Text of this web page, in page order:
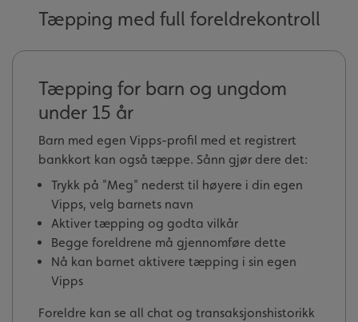
Tæpping med full foreldrekontroll
Tæpping for barn og ungdom
under 15 år
Barn med egen Vipps-profil med et registrert
bankkort kan også tæppe. Sånn gjør dere det:
Trykk på "Meg" nederst til høyere i din egen
Vipps, velg barnets navn
Aktiver tæpping og godta vilkår
Begge foreldrene må gjennomføre dette
Nå kan barnet aktivere tæpping i sin egen
Vipps
Foreldre kan se all chat og transaksjonshistorikk